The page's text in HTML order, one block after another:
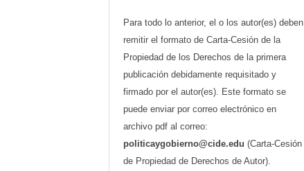
Para todo lo anterior, el o los autor(es) deben
remitir el formato de Carta-Cesión de la
Propiedad de los Derechos de la primera
publicación debidamente requisitado y
firmado por el autor(es). Este formato se
puede enviar por correo electrónico en
archivo pdf al correo:
politicaygobierno@cide.edu (Carta-Cesión
de Propiedad de Derechos de Autor).